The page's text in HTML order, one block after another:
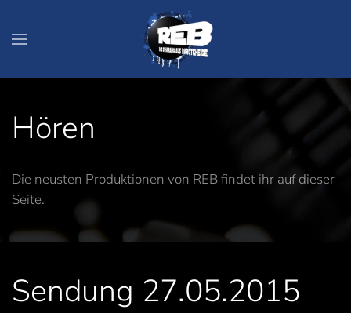
Zum Hauptinhalt springen
Hören
Die neusten Produktionen von REB findet ihr auf dieser
Seite.
Sendung 27.05.2015